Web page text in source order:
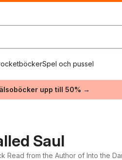
Spel och pussel
upp till 50% →
Saul
Read from the Author of Into the